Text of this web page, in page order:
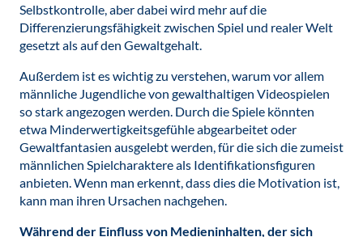
Selbstkontrolle, aber dabei wird mehr auf die
Differenzierungsfähigkeit zwischen Spiel und realer Welt
gesetzt als auf den Gewaltgehalt.
Außerdem ist es wichtig zu verstehen, warum vor allem
männliche Jugendliche von gewalthaltigen Videospielen
so stark angezogen werden. Durch die Spiele könnten
etwa Minderwertigkeitsgefühle abgearbeitet oder
Gewaltfantasien ausgelebt werden, für die sich die zumeist
männlichen Spielcharaktere als Identifikationsfiguren
anbieten. Wenn man erkennt, dass dies die Motivation ist,
kann man ihren Ursachen nachgehen.
Während der Einfluss von Medieninhalten, der sich